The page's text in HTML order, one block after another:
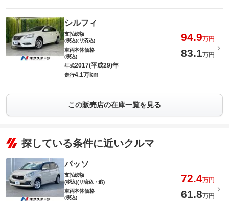
シルフィ
支払総額
(税込)(リ済込)
94.9万円
車両本体価格
(税込)
83.1万円
年式2017(平成29)年
走行4.1万km
この販売店の在庫一覧を見る
探している条件に近いクルマ
パッソ
支払総額
(税込)(リ済込・追)
72.4万円
車両本体価格
(税込)
61.8万円